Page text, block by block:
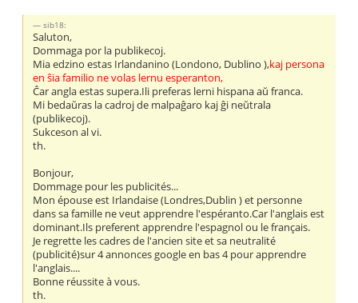
sib18:
Saluton,
Dommaga por la publikecoj.
Mia edzino estas Irlandanino (Londono, Dublino ),kaj persona
en ŝia familio ne volas lernu esperanton,
Ĉar angla estas supera.Ili preferas lerni hispana aŭ franca.
Mi bedaŭras la cadroj de malpaĝaro kaj ĝi neŭtrala
(publikecoj).
Sukceson al vi.
th.
Bonjour,
Dommage pour les publicités...
Mon épouse est Irlandaise (Londres,Dublin ) et personne
dans sa famille ne veut apprendre l'espéranto.Car l'anglais est
dominant.Ils preferent apprendre l'espagnol ou le français.
Je regrette les cadres de l'ancien site et sa neutralité
(publicité)sur 4 annonces google en bas 4 pour apprendre
l'anglais....
Bonne réussite à vous.
th.